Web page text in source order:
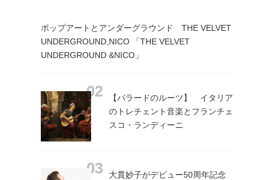
ポップアートとアンダーグラウンド THE VELVET
UNDERGROUND,NICO 「THE VELVET
UNDERGROUND &NICO」
【バラードのルーツ】 イタリア
のトレチェント音楽とフランチェ
スコ・ランディーニ
大貫妙子がデビュー50周年記念